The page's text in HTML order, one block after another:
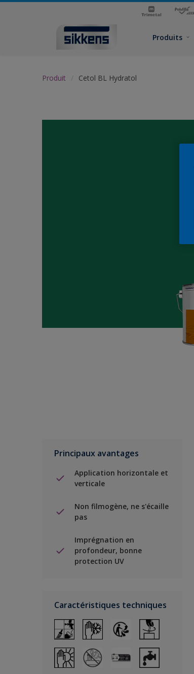
Produits
Produit Cetol BL Hydratol
Principaux avantages
Application horizontale et
verticale
Non filmogène, ne s'écaille
pas
Imprégnation en
profondeur, bonne
protection UV
Caractéristiques techniques